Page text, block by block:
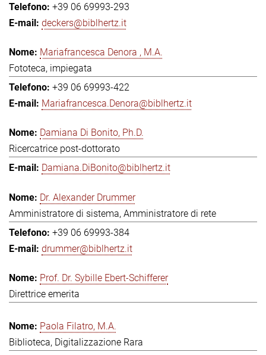
+39 06 69993-293
deckers@biblhertz.it
Mariafrancesca Denora , M.A.
Fototeca, impiegata
+39 06 69993-422
Mariafrancesca.Denora@biblhertz.it
Damiana Di Bonito, Ph.D.
Ricercatrice post-dottorato
Damiana.DiBonito@biblhertz.it
Dr. Alexander Drummer
Amministratore di sistema, Amministratore di rete
+39 06 69993-384
drummer@biblhertz.it
Prof. Dr. Sybille Ebert-Schifferer
Direttrice emerita
Paola Filatro, M.A.
Biblioteca, Digitalizzazione Rara